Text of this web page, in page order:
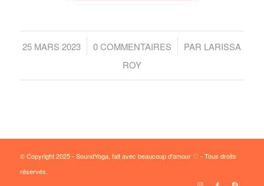
25 MARS 2023
/ 0 COMMENTAIRES
/ PAR LARISSA
ROY
© Copyright 2025 - SoundYoga, fait avec beaucoup d'amour ♡ - Tous droits
réservés.